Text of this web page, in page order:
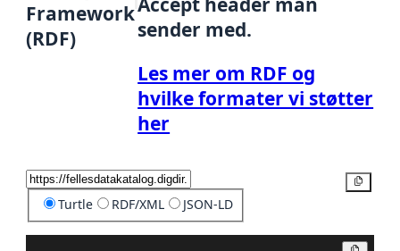
Framework
(RDF)
sender med.
Les mer om RDF og
hvilke formater vi støtter
her
Turtle RDF/XML JSON-LD